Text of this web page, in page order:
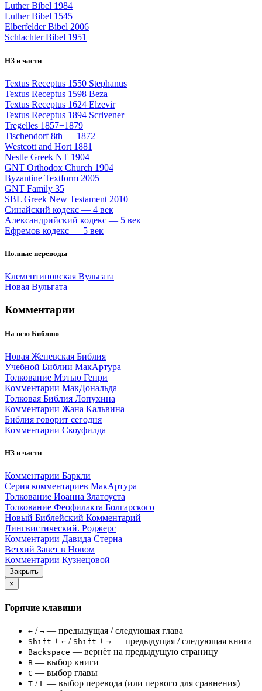
Luther Bibel 1984
Luther Bibel 1545
Elberfelder Bibel 2006
Schlachter Bibel 1951
НЗ и части
Textus Receptus 1550 Stephanus
Textus Receptus 1598 Beza
Textus Receptus 1624 Elzevir
Textus Receptus 1894 Scrivener
Tregelles 1857−1879
Tischendorf 8th — 1872
Westcott and Hort 1881
Nestle Greek NT 1904
GNT Orthodox Church 1904
Byzantine Textform 2005
GNT Family 35
SBL Greek New Testament 2010
Синайский кодекс — 4 век
Александрийский кодекс — 5 век
Ефремов кодекс — 5 век
Полные переводы
Клементиновская Вульгата
Новая Вульгата
Комментарии
На всю Библию
Новая Женевская Библия
Учебной Библии МакАртура
Толкование Мэтью Генри
Комментарии МакДональда
Толковая Библия Лопухина
Комментарии Жана Кальвина
Библия говорит сегодня
Комментарии Скоуфилда
НЗ и части
Комментарии Баркли
Серия комментариев МакАртура
Толкование Иоанна Златоуста
Толкование Феофилакта Болгарского
Новый Библейский Комментарий
Лингвистический. Роджерс
Комментарии Давида Стерна
Ветхий Завет в Новом
Комментарии Кузнецовой
Закрыть
×
Горячие клавиши
← / → — предыдущая / следующая глава
Shift + ← / Shift + → — предыдущая / следующая книга
Backspace — вернёт на предыдущую страницу
B — выбор книги
C — выбор главы
T / L — выбор перевода (или первого для сравнения)